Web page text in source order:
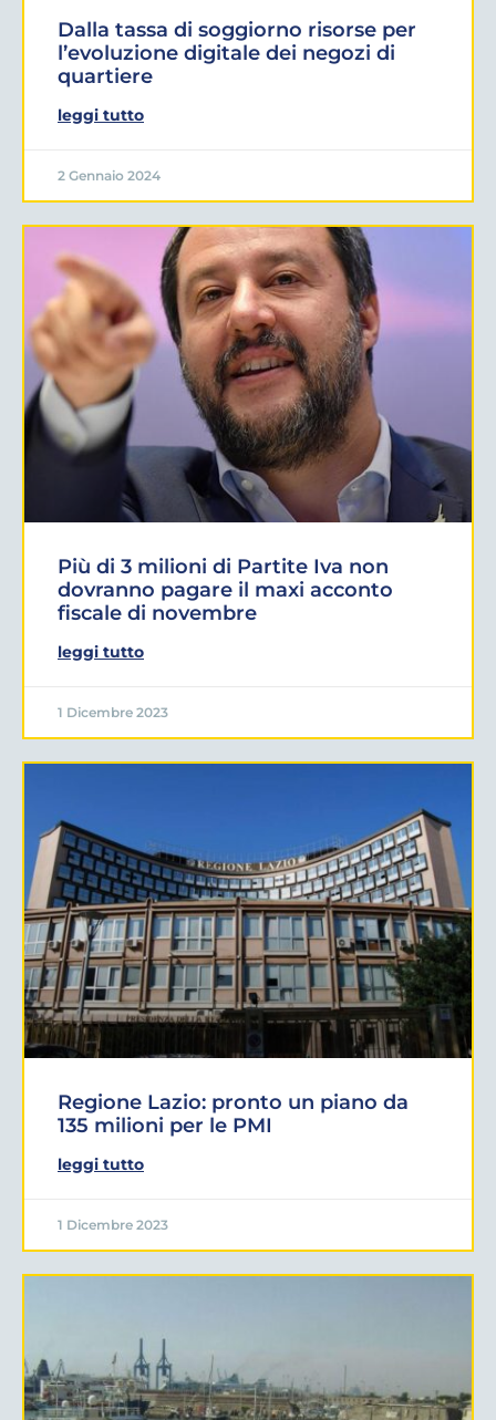
Dalla tassa di soggiorno risorse per
l’evoluzione digitale dei negozi di
quartiere
leggi tutto
2 Gennaio 2024
Più di 3 milioni di Partite Iva non
dovranno pagare il maxi acconto
fiscale di novembre
leggi tutto
1 Dicembre 2023
Regione Lazio: pronto un piano da
135 milioni per le PMI
leggi tutto
1 Dicembre 2023